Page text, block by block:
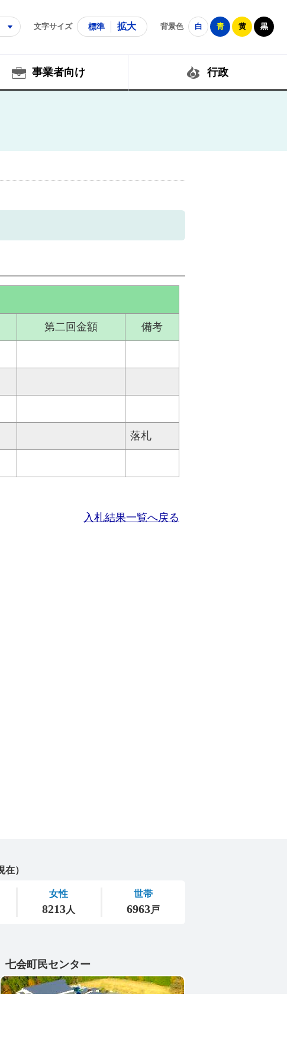
文字サイズ 標準 拡大 背景色 白 青 黄 黒
事業者向け 行政
第二回金額 備考
落札
入札結果一覧へ戻る
七会町民センター